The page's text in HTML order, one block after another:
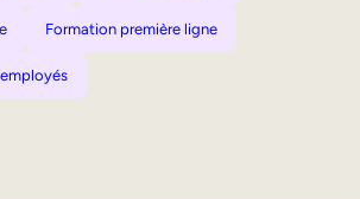
Formation première ligne